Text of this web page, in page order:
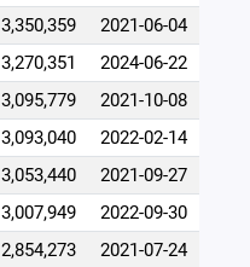
3,350,359
2021-06-04
3,270,351
2024-06-22
3,095,779
2021-10-08
3,093,040
2022-02-14
3,053,440
2021-09-27
3,007,949
2022-09-30
2,854,273
2021-07-24